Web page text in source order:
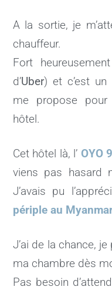
A la sortie, je
chauffeur.
Fort
d’Uber) et c’est un
me propose
hôtel.
Cet hôtel là, l’ OYO
viens pas hasard
J’avais pu
périple au
J’ai de la chance,
ma chambre dès
Pas besoin